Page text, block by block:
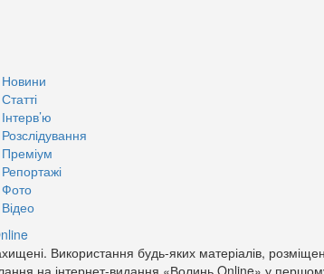
Новини
Статті
Інтерв’ю
Розслідування
Преміум
Репортажі
Фото
Відео
Використання будь-яких матеріалів,